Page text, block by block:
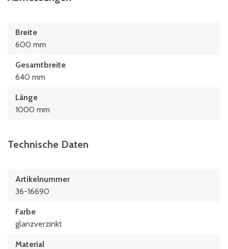
Breite
600 mm
Gesamtbreite
640 mm
Länge
1000 mm
Technische Daten
Artikelnummer
36-16690
Farbe
glanzverzinkt
Material